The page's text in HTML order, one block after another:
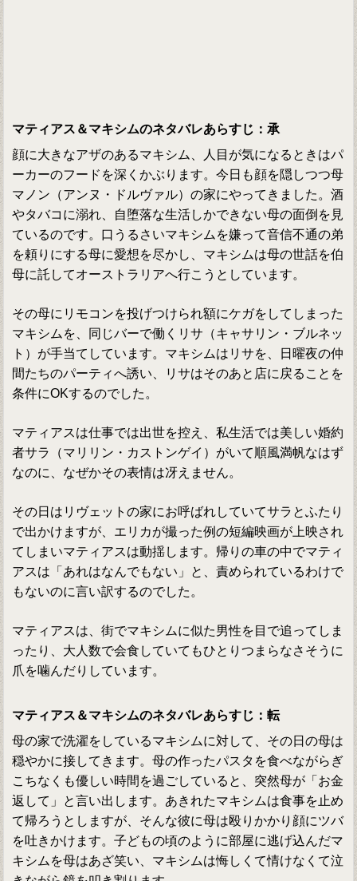
マティアス＆マキシムのネタバレあらすじ：承
顔に大きなアザのあるマキシム、人目が気になるときはパ
ーカーのフードを深くかぶります。今日も顔を隠しつつ母
マノン（アンヌ・ドルヴァル）の家にやってきました。酒
やタバコに溺れ、自堕落な生活しかできない母の面倒を見
ているのです。口うるさいマキシムを嫌って音信不通の弟
を頼りにする母に愛想を尽かし、マキシムは母の世話を伯
母に託してオーストラリアへ行こうとしています。
その母にリモコンを投げつけられ額にケガをしてしまった
マキシムを、同じバーで働くリサ（キャサリン・ブルネッ
ト）が手当てしています。マキシムはリサを、日曜夜の仲
間たちのパーティへ誘い、リサはそのあと店に戻ることを
条件にOKするのでした。
マティアスは仕事では出世を控え、私生活では美しい婚約
者サラ（マリリン・カストンゲイ）がいて順風満帆なはず
なのに、なぜかその表情は冴えません。
その日はリヴェットの家にお呼ばれしていてサラとふたり
で出かけますが、エリカが撮った例の短編映画が上映され
てしまいマティアスは動揺します。帰りの車の中でマティ
アスは「あれはなんでもない」と、責められているわけで
もないのに言い訳するのでした。
マティアスは、街でマキシムに似た男性を目で追ってしま
ったり、大人数で会食していてもひとりつまらなさそうに
爪を噛んだりしています。
マティアス＆マキシムのネタバレあらすじ：転
母の家で洗濯をしているマキシムに対して、その日の母は
穏やかに接してきます。母の作ったパスタを食べながらぎ
こちなくも優しい時間を過ごしていると、突然母が「お金
返して」と言い出します。あきれたマキシムは食事を止め
て帰ろうとしますが、そんな彼に母は殴りかかり顔にツバ
を吐きかけます。子どもの頃のように部屋に逃げ込んだマ
キシムを母はあざ笑い、マキシムは悔しくて情けなくて泣